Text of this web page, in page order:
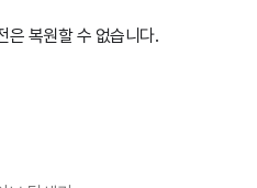
은 복원할 수 없습니다.